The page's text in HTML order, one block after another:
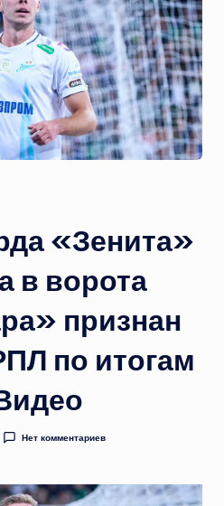
«Зенита»
в ворота
признан
по итогам
Нет комментариев